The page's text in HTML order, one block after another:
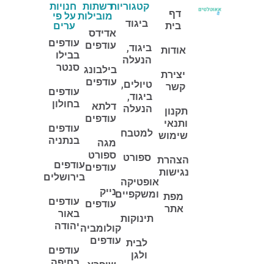
דף
בית
אודות
יצירת
קשר
תקנון
ותנאי
שימוש
הצהרת
נגישות
מפת
אתר
קטגוריות
ביגוד
ביגוד,
הנעלה
טיולים,
ביגוד,
הנעלה
למטבח
ספורט
אופטיקה
ומשקפיים
תינוקות
לבית
ולגן
רשתות
מובילות
אדידס
עודפים
בילבונג
עודפים
דלתא
עודפים
מגה
ספורט
עודפים
נייק
עודפים
קולומביה
עודפים
חנויות
על פי
ערים
עודפים
בבילו
סנטר
עודפים
בחולון
עודפים
בנתניה
עודפים
בירושלים
עודפים
באור
יהודה
עודפים